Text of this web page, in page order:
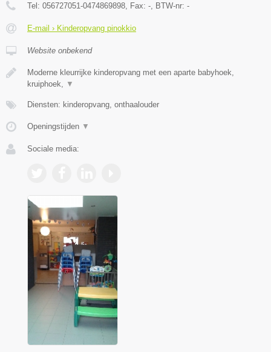
Tel: 056727051-0474869898 , Fax: - , BTW-nr: -
E-mail › Kinderopvang pinokkio
Website onbekend
Moderne kleurrijke kinderopvang met een aparte babyhoek,
kruiphoek,
▼
Diensten: kinderopvang, onthaalouder
Openingstijden ▼
Sociale media: